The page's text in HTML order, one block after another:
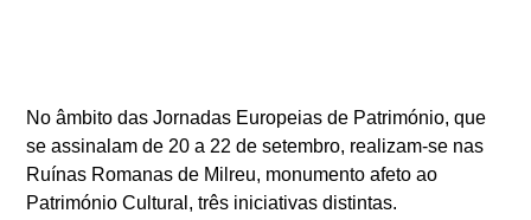
No âmbito das Jornadas Europeias de Património, que
se assinalam de 20 a 22 de setembro, realizam-se nas
Ruínas Romanas de Milreu, monumento afeto ao
Património Cultural, três iniciativas distintas.